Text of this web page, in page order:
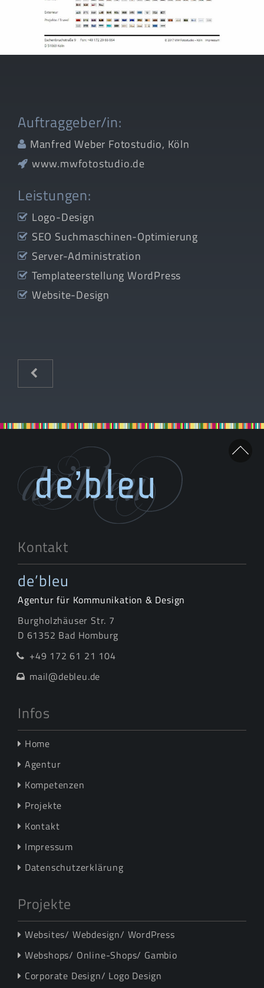
Auftraggeber/in:
Manfred Weber Fotostudio, Köln
www.mwfotostudio.de
Leistungen:
Logo-Design
SEO Suchmaschinen-Optimierung
Server-Administration
Templateerstellung WordPress
Website-Design
Kontakt
de’bleu
Agentur für Kommunikation & Design
Burgholzhäuser Str. 7
D 61352 Bad Homburg
+49 172 61 21 104
mail@debleu.de
Infos
Home
Agentur
Kompetenzen
Projekte
Kontakt
Impressum
Datenschutzerklärung
Projekte
Websites/ Webdesign/ WordPress
Webshops/ Online-Shops/ Gambio
Corporate Design/ Logo Design